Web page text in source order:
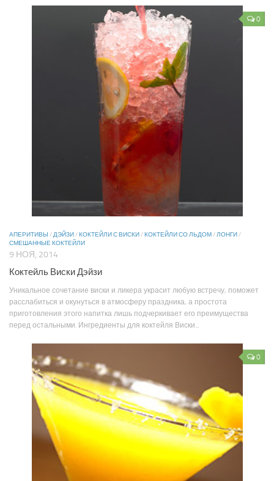
0
АПЕРИТИВЫ /ДЭЙЗИ / КОКТЕЙЛИ С ВИСКИ / КОКТЕЙЛИ СО ЛЬДОМ /ЛОНГИ /
СМЕШАННЫЕ КОКТЕЙЛИ
9 НОЯ, 2014
Коктейль Виски Дэйзи
Уникальное сочетание виски и ликера украсит любую встречу, поможет
расслабиться и окунуться в атмосферу праздника, а простота
приготовления этого напитка лишь подчеркивает его преимущества
перед остальными. Ингредиенты для коктейля Виски...
0